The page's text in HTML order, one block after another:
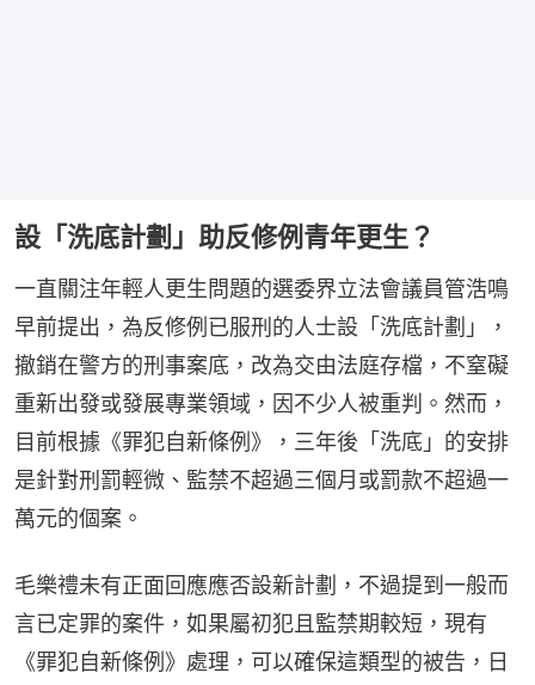
設「洗底計劃」助反修例青年更生？
一直關注年輕人更生問題的選委界立法會議員管浩鳴
早前提出，為反修例已服刑的人士設「洗底計劃」，
撤銷在警方的刑事案底，改為交由法庭存檔，不窒礙
重新出發或發展專業領域，因不少人被重判。然而，
目前根據《罪犯自新條例》，三年後「洗底」的安排
是針對刑罰輕微、監禁不超過三個月或罰款不超過一
萬元的個案。
毛樂禮未有正面回應應否設新計劃，不過提到一般而
言已定罪的案件，如果屬初犯且監禁期較短，現有
《罪犯自新條例》處理，可以確保這類型的被告，日